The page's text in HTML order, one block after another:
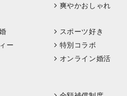
爽やかおしゃれ
スポーツ好き
ー 特別コラボ
オンライン婚活